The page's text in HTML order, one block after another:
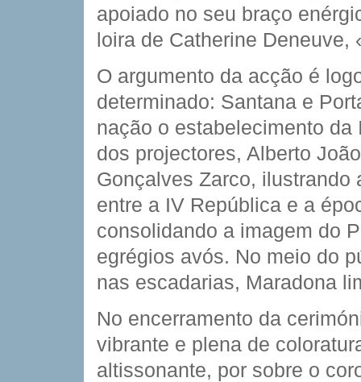
apoiado no seu braço
loira de Catherine Deneuve,
O argumento da acção é
determinado: Santana e
nação o estabelecimento
dos projectores, Alberto
Gonçalves Zarco,
entre a IV República e a
consolidando a imagem do
egrégios avós. No meio do
nas escadarias, Maradona
No encerramento da
vibrante e plena de
altissonante, por sobre o